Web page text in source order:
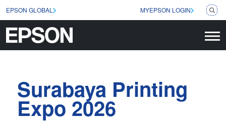
EPSON GLOBAL MYEPSON LOGIN
Surabaya Printing
Expo 2026